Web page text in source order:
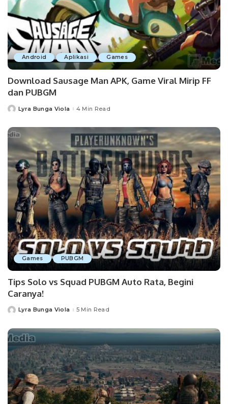
Android Aplikasi Games
Download Sausage Man APK, Game Viral Mirip FF
dan PUBGM
PostedLyra Bunga Viola 4 Min Read
Games PUBGM
Tips Solo vs Squad PUBGM Auto Rata, Begini
Caranya!
PostedLyra Bunga Viola 5 Min Read